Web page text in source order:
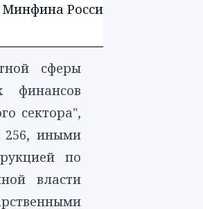
России от
сферы
финансов
сектора",
256, иными
по
власти